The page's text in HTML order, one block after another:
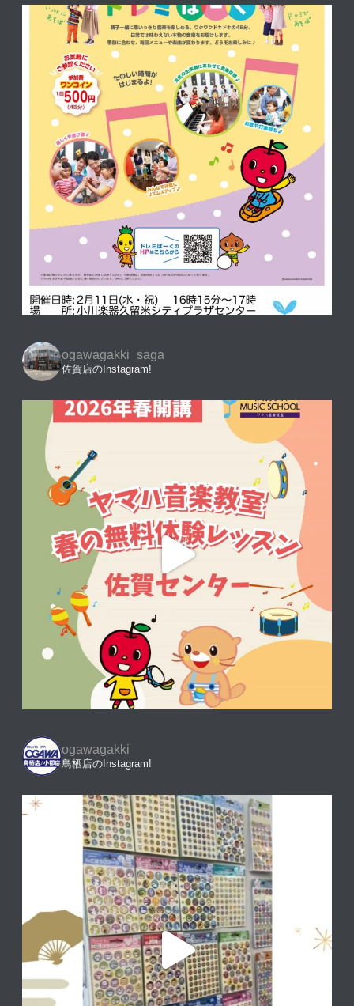
ogawagakki_saga
佐賀店のInstagram!
ogawagakki
鳥栖店のInstagram!